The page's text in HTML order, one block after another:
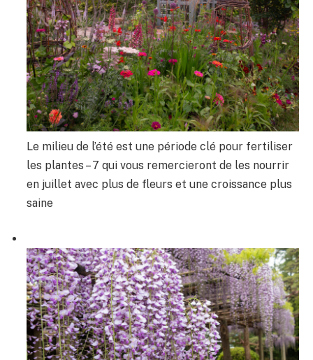
Le milieu de l’été est une période clé pour fertiliser
les plantes – 7 qui vous remercieront de les nourrir
en juillet avec plus de fleurs et une croissance plus
saine